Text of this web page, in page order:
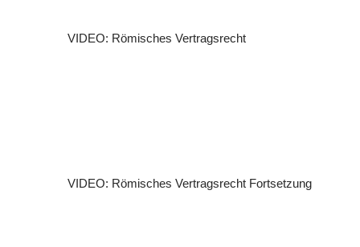
VIDEO: Römisches Vertragsrecht
VIDEO: Römisches Vertragsrecht Fortsetzung